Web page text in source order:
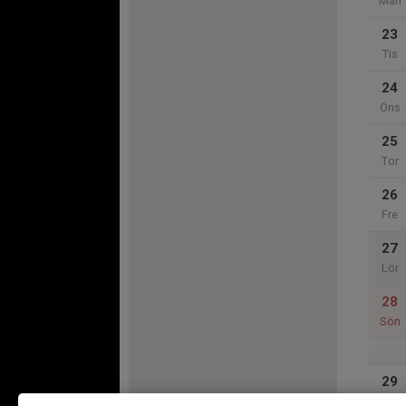
23
Tis
24
Ons
25
Tor
26
Fre
27
Lör
28
Sön
29